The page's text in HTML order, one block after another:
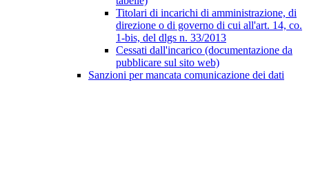
Titolari di incarichi di amministrazione, di
direzione o di governo di cui all'art. 14, co.
1-bis, del dlgs n. 33/2013
Cessati dall'incarico (documentazione da
pubblicare sul sito web)
Sanzioni per mancata comunicazione dei dati